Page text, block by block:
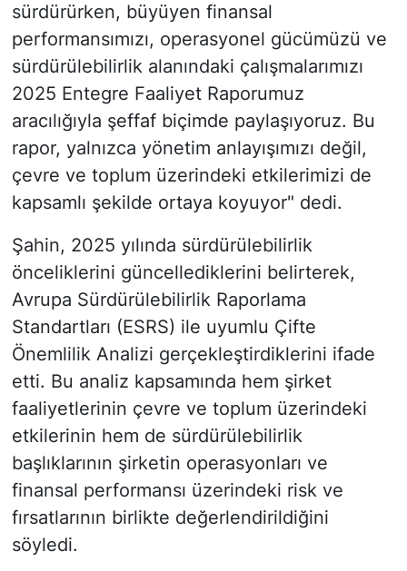
sürdürürken, büyüyen finansal
performansımızı, operasyonel gücümüzü ve
sürdürülebilirlik alanındaki çalışmalarımızı
2025 Entegre Faaliyet Raporumuz
aracılığıyla şeffaf biçimde paylaşıyoruz. Bu
rapor, yalnızca yönetim anlayışımızı değil,
çevre ve toplum üzerindeki etkilerimizi de
kapsamlı şekilde ortaya koyuyor" dedi.
Şahin, 2025 yılında sürdürülebilirlik
önceliklerini güncellediklerini belirterek,
Avrupa Sürdürülebilirlik Raporlama
Standartları (ESRS) ile uyumlu Çifte
Önemlilik Analizi gerçekleştirdiklerini ifade
etti. Bu analiz kapsamında hem şirket
faaliyetlerinin çevre ve toplum üzerindeki
etkilerinin hem de sürdürülebilirlik
başlıklarının şirketin operasyonları ve
finansal performansı üzerindeki risk ve
fırsatlarının birlikte değerlendirildiğini
söyledi.